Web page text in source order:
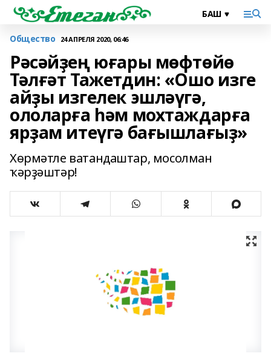
Общество 24 АПРЕЛЯ 2020, 06:46
Рәсәйҙең юғары мөфтөйө
Тәлғәт Тажетдин: «Ошо изге
айҙы изгелек эшләүгә,
ололарға һәм мохтаждарға
ярҙам итеүгә бағышлағыҙ»
Хөрмәтле ватандаштар, мосолман
ҡәрҙәштәр!